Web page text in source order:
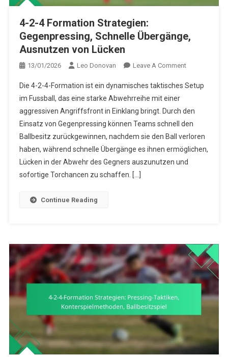
4-2-4 Formation Strategien:
Gegenpressing, Schnelle Übergänge,
Ausnutzen von Lücken
13/01/2026 Leo Donovan Leave A CommentOn
2-
Formation
Strategien:
Schnelle
Übergänge,
Die 4-2-4-Formation ist ein dynamisches taktisches Setup
im Fussball, das eine starke Abwehrreihe mit einer
aggressiven Angriffsfront in Einklang bringt. Durch den
Einsatz von Gegenpressing können Teams schnell den
Ballbesitz zurückgewinnen, nachdem sie den Ball verloren
haben, während schnelle Übergänge es ihnen ermöglichen,
Lücken in der Abwehr des Gegners auszunutzen und
sofortige Torchancen zu schaffen. […]
Continue Reading